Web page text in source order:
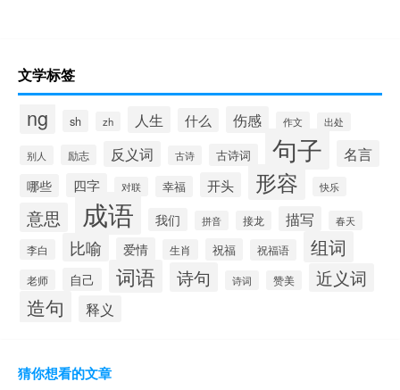
文学标签
ng sh zh 人生 什么 伤感 作文 出处
别人 励志 反义词 古诗 古诗词 句子 名言
哪些 四字 对联 幸福 开头 形容 快乐
意思 成语 我们 拼音 接龙 描写 春天
李白 比喻 爱情 生肖 祝福 祝福语 组词
老师 自己 词语 诗句 诗词 赞美 近义词
造句 释义
猜你想看的文章